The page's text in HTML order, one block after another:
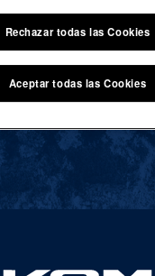
VOLVER AL INICIO
Rechazar todas las Cookies
Aceptar todas las Cookies